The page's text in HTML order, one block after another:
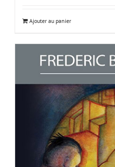
Ajouter au panier